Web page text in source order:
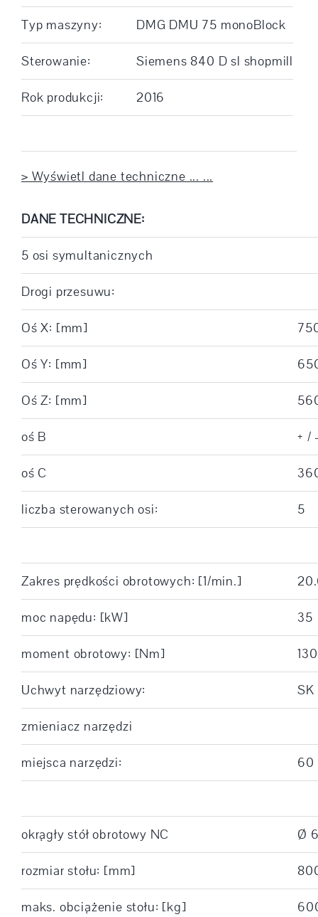
Typ maszyny: DMG DMU 75 monoBlock
Sterowanie: Siemens 840 D sl shopmill
Rok produkcji: 2016
> Wyświetl dane techniczne ... ...
DANE TECHNICZNE:
5 osi symultanicznych
Drogi przesuwu:
Oś X: [mm]
Oś Y: [mm]
Oś Z: [mm]
oś B + /
oś C
liczba sterowanych osi: 5
Zakres prędkości obrotowych: [1/min.]
moc napędu: [kW] 35
moment obrotowy: [Nm] 130
Uchwyt narzędziowy:
zmieniacz narzędzi
miejsca narzędzi: 60
okrągły stół obrotowy NC Ø
rozmiar stołu: [mm]
maks. obciążenie stołu: [kg]